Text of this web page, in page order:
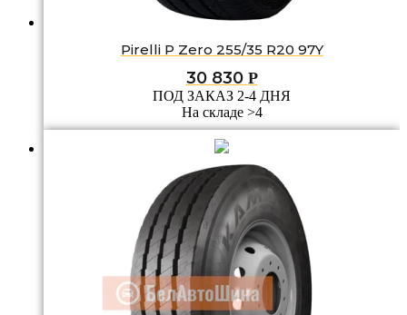
Pirelli P Zero 255/35 R20 97Y
30 830 Р
ПОД ЗАКАЗ 2-4 ДНЯ
На складе >4